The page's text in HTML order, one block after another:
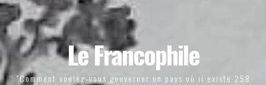
Le Francophile
"Comment voulez-vous gouverner un pays où il existe 258